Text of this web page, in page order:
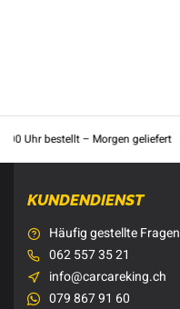
Uhr bestellt – Morgen geliefert
KUNDENDIENST
Häufig gestellte Fragen
062 557 35 21
info@carcareking.ch
079 867 91 60